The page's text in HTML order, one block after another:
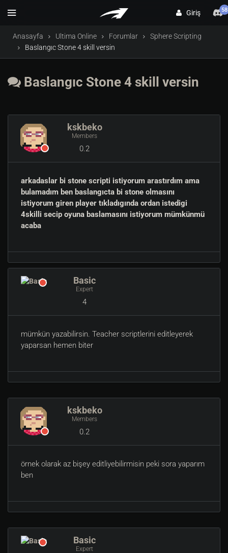
Giriş 58
Anasayfa Ultima Online Forumlar
Sphere Scripting
Baslangıc Stone 4 skill versin
Baslangıc Stone 4 skill versin
kskbeko
Members
0.2
arkadaslar bi stone scripti istiyorum arastırdım ama
bulamadım ben baslangıcta bi stone olmasını
istiyorum giren player tıkladıgında ordan istedigi
4skilli secip oyuna baslamasını istiyorum mümkünmü
acaba
Basic
Expert
4
mümkün yazabilirsin. Teacher scriptlerini editleyerek
yaparsan hemen biter
kskbeko
Members
0.2
örnek olarak az bişey editliyebilirmisin peki sora yaparım
ben
Basic
Expert